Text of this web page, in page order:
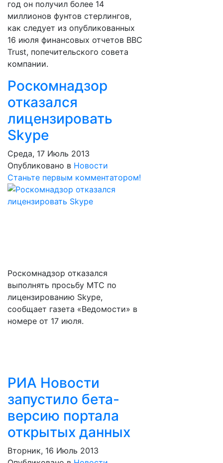
год он получил более 14
миллионов фунтов стерлингов,
как следует из опубликованных
16 июля финансовых отчетов BBC
Trust, попечительского совета
компании.
Роскомнадзор
отказался
лицензировать
Skype
Среда, 17 Июль 2013
Опубликовано в Новости
Станьте первым комментатором!
Роскомнадзор отказался
выполнять просьбу МТС по
лицензированию Skype,
сообщает газета «Ведомости» в
номере от 17 июля.
РИА Новости
запустило бета-
версию портала
открытых данных
Вторник, 16 Июль 2013